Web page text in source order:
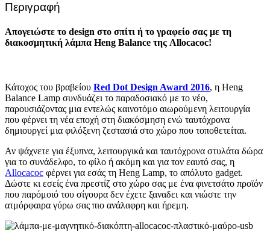
Περιγραφή
Απογειώστε το design στο σπίτι ή το γραφείο σας με τη
διακοσμητική λάμπα Heng Balance της Allocacoc!
Κάτοχος του βραβείου Red Dot Design Award 2016, η Heng
Balance Lamp συνδυάζει το παραδοσιακό με το νέο,
παρουσιάζοντας μια εντελώς καινοτόμο αιωρούμενη λειτουργία
που φέρνει τη νέα εποχή στη διακόσμηση ενώ ταυτόχρονα
δημιουργεί μια φιλόξενη ζεστασιά στο χώρο που τοποθετείται.
Αν ψάχνετε για έξυπνα, λειτουργικά και ταυτόχρονα στυλάτα δώρα
για το συνάδελφο, το φίλο ή ακόμη και για τον εαυτό σας, η
Allocacoc φέρνει για εσάς τη Heng Lamp, το απόλυτο gadget.
Δώστε κι εσείς ένα πρεστίζ στο χώρο σας με ένα φινετσάτο προϊόν
που παρόμοιό του σίγουρα δεν έχετε ξαναδει και νιώστε την
ατμόρφαιρα γύρω σας πιο ανάλαφρη και ήρεμη.